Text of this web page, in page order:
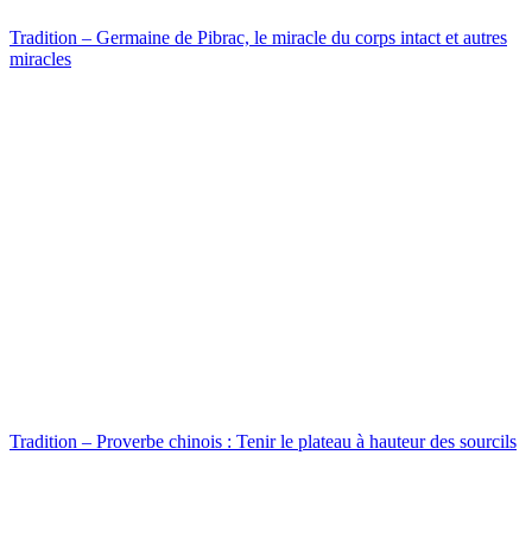
Tradition – Germaine de Pibrac, le miracle du corps intact et autres
miracles
Tradition – Proverbe chinois : Tenir le plateau à hauteur des sourcils